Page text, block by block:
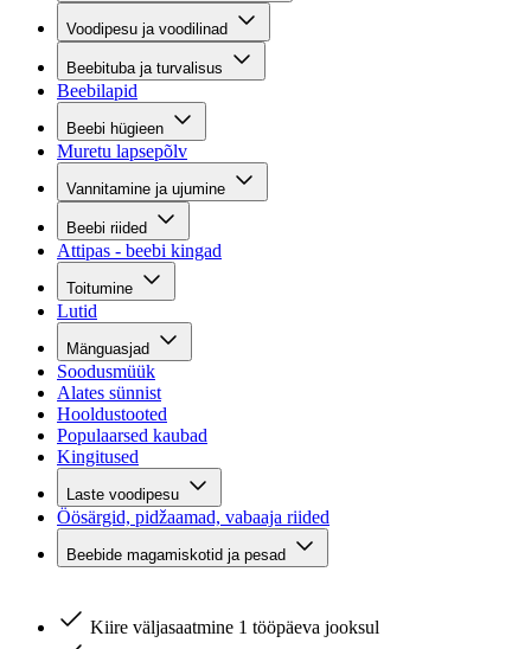
Voodipesu ja voodilinad
Beebituba ja turvalisus
Beebilapid
Beebi hügieen
Muretu lapsepõlv
Vannitamine ja ujumine
Beebi riided
Attipas - beebi kingad
Toitumine
Lutid
Mänguasjad
Soodusmüük
Alates sünnist
Hooldustooted
Populaarsed kaubad
Kingitused
Laste voodipesu
Öösärgid, pidžaamad, vabaaja riided
Beebide magamiskotid ja pesad
Kiire väljasaatmine 1 tööpäeva jooksul